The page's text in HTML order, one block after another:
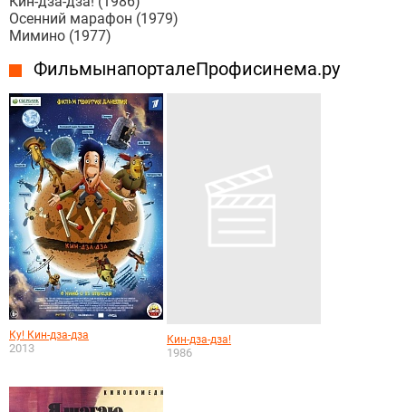
Осенний марафон (1979)
Мимино (1977)
Фильмы на портале Профисинема.ру
Ку! Кин-дза-дза
2013
Кин-дза-дза!
1986